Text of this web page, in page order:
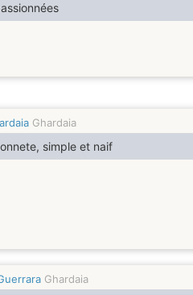
Ghardaia
simple et naif
Ghardaia